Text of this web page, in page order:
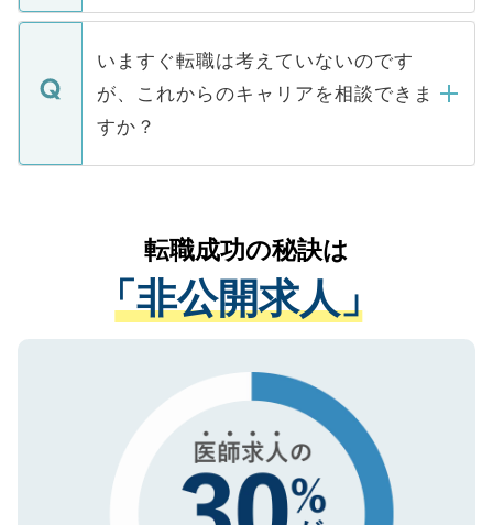
関を公にしてしまうと、応募が殺到する場
に、医療機関が求める条件に合った人材の
みを人材紹介会社に依頼するケースが増え
ています。
定を承諾する必要はありません。内定先へ
の辞退の連絡はキャリアパートナーが行い
ますので、ご安心ください。
個人情報が漏えいすることはありませんの
で、ご安心ください。当サイトからの登録
などで収集したご登録者様の個人情報は、
ご本人のキャリアアップおよび転職活動の
支援を目的に使用いたします。お預かりし
ているすべての個人データはご本人の許可
は、個人情報の取り扱いについての厳密な
管理基準を満たした事業者のみに付与され
る、プライバシーマークを取得済みです。
ご登録いただいた個人情報は、SSL（デー
で、機密保持に関してもご安心ください。
いますぐ転職は考えていないのです
が、これからのキャリアを相談できま
すか？
かがいして、現在の医療機関の状況や紹介
経験をまじえながら、適切なアドバイスを
させていただきます。すぐにご転職をされ
ない方には、長期的なサポートが可能です
ので、まずはご登録ください。
転職成功の秘訣は
「非公開求人」